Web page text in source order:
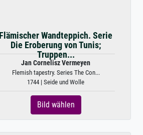
Flämischer Wandteppich. Serie
Die Eroberung von Tunis;
Truppen...
Jan Cornelisz Vermeyen
Flemish tapestry. Series The Con...
1744 | Seide und Wolle
Bild wählen